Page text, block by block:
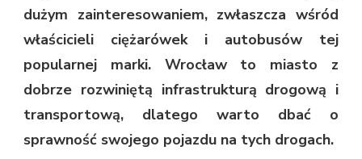
dużym zainteresowaniem, zwłaszcza wśród
właścicieli ciężarówek i autobusów tej
popularnej marki. Wrocław to miasto z
dobrze rozwiniętą infrastrukturą drogową i
transportową, dlatego warto dbać o
sprawność swojego pojazdu na tych drogach.